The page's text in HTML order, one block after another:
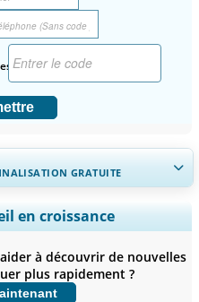
GRATUITE
país, Análise de segmentos,
competitivo, e insights sobre o
maintenant
en croissance
à découvrir de nouvelles
plus rapidement ?